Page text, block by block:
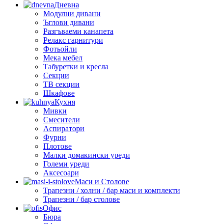
Дневна
Модулни дивани
Ъглови дивани
Разгъваеми канапета
Релакс гарнитури
Фотьойли
Мека мебел
Табуретки и кресла
Секции
ТВ секции
Шкафове
Кухня
Мивки
Смесители
Аспиратори
Фурни
Плотове
Малки домакински уреди
Големи уреди
Аксесоари
Маси и Столове
Трапезни / холни / бар маси и комплекти
Трапезни / бар столове
Офис
Бюра